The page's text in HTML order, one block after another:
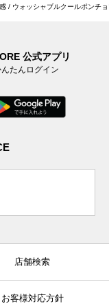
/ ウォッシャブルクールポンチ
公式アプリ
たんログイン
店舗検索
お客様対応方針